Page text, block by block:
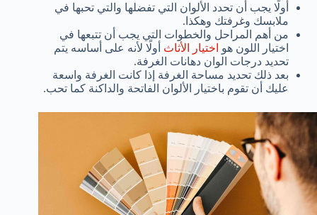
أولًا يجب أن تحدد الألوان التي تفضلها والتي تحبها في
ملابسك وغرفتك وهكذا.
من أهم المراحل والخطوات التي يجب أن تتبعها في
اختيار اللون هو اختيار الأثاث أولًا لأنه على أساسه يتم
تحديد درجات الوان دهانات الغرفة.
بعد ذلك تحديد مساحة الغرفة إذا كانت الغرفة واسعة
عليك أن تقوم باختيار الألوان الفاتحة والداكنة كما تحب.